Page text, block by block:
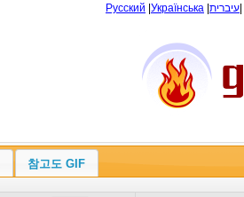
Русский Українська עיברית
참고도 GIF